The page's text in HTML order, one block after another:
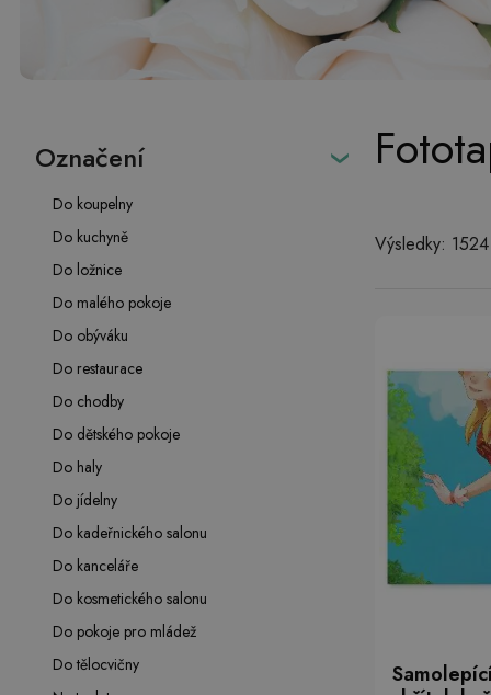
Označení
Do koupelny
Do kuchyně
Do ložnice
Do malého pokoje
Do obýváku
Do restaurace
Do chodby
Do dětského pokoje
Do haly
Do jídelny
Do kadeřnického salonu
Do kanceláře
Do kosmetického salonu
Do pokoje pro mládež
Do tělocvičny
Výsledky: 1524